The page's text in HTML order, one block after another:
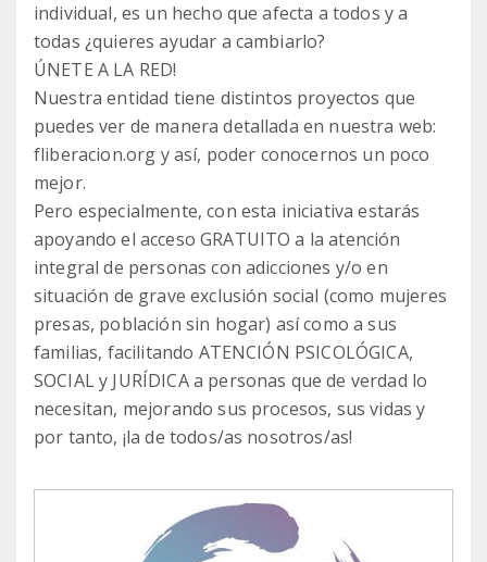
individual, es un hecho que afecta a todos y a
todas ¿quieres ayudar a cambiarlo?
ÚNETE A LA RED!
Nuestra entidad tiene distintos proyectos que
puedes ver de manera detallada en nuestra web:
fliberacion.org y así, poder conocernos un poco
mejor.
Pero especialmente, con esta iniciativa estarás
apoyando el acceso GRATUITO a la atención
integral de personas con adicciones y/o en
situación de grave exclusión social (como mujeres
presas, población sin hogar) así como a sus
familias, facilitando ATENCIÓN PSICOLÓGICA,
SOCIAL y JURÍDICA a personas que de verdad lo
necesitan, mejorando sus procesos, sus vidas y